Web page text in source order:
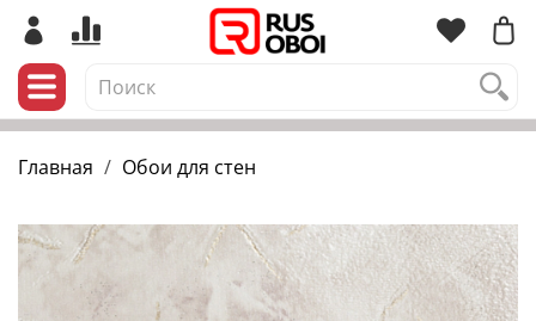
Главная Обои для стен